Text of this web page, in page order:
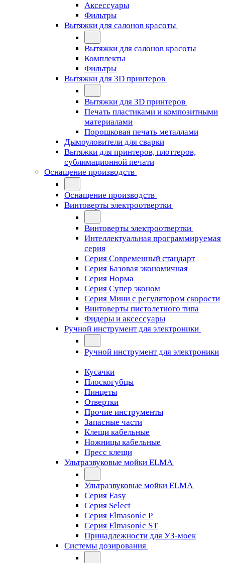
Аксессуары
Фильтры
Вытяжки для салонов красоты
Вытяжки для салонов красоты
Комплекты
Фильтры
Вытяжки для 3D принтеров
Вытяжки для 3D принтеров
Печать пластиками и композитными
материалами
Порошковая печать металлами
Дымоуловители для сварки
Вытяжки для принтеров, плоттеров,
сублимационной печати
Оснащение производств
Оснащение производств
Винтоверты электроотвертки
Винтоверты электроотвертки
Интеллектуальная программируемая
серия
Серия Современный стандарт
Серия Базовая экономичная
Серия Норма
Серия Cупер эконом
Серия Мини с регулятором скорости
Винтоверты пистолетного типа
Фидеры и аксессуары
Ручной инструмент для электроники
Ручной инструмент для электроники
Кусачки
Плоскогубцы
Пинцеты
Отвертки
Прочие инструменты
Запасные части
Клещи кабельные
Ножницы кабельные
Пресс клещи
Ультразвуковые мойки ELMA
Ультразвуковые мойки ELMA
Серия Easy
Серия Select
Серия Elmasonic P
Серия Elmasonic ST
Принадлежности для УЗ-моек
Системы дозирования